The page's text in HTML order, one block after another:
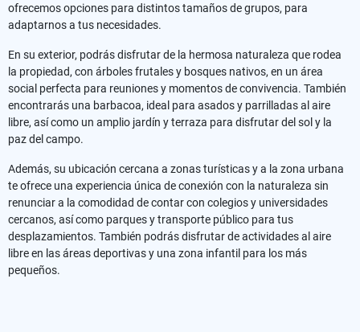
ofrecemos opciones para distintos tamaños de grupos, para
adaptarnos a tus necesidades.
En su exterior, podrás disfrutar de la hermosa naturaleza que rodea
la propiedad, con árboles frutales y bosques nativos, en un área
social perfecta para reuniones y momentos de convivencia. También
encontrarás una barbacoa, ideal para asados y parrilladas al aire
libre, así como un amplio jardín y terraza para disfrutar del sol y la
paz del campo.
Además, su ubicación cercana a zonas turísticas y a la zona urbana
te ofrece una experiencia única de conexión con la naturaleza sin
renunciar a la comodidad de contar con colegios y universidades
cercanos, así como parques y transporte público para tus
desplazamientos. También podrás disfrutar de actividades al aire
libre en las áreas deportivas y una zona infantil para los más
pequeños.